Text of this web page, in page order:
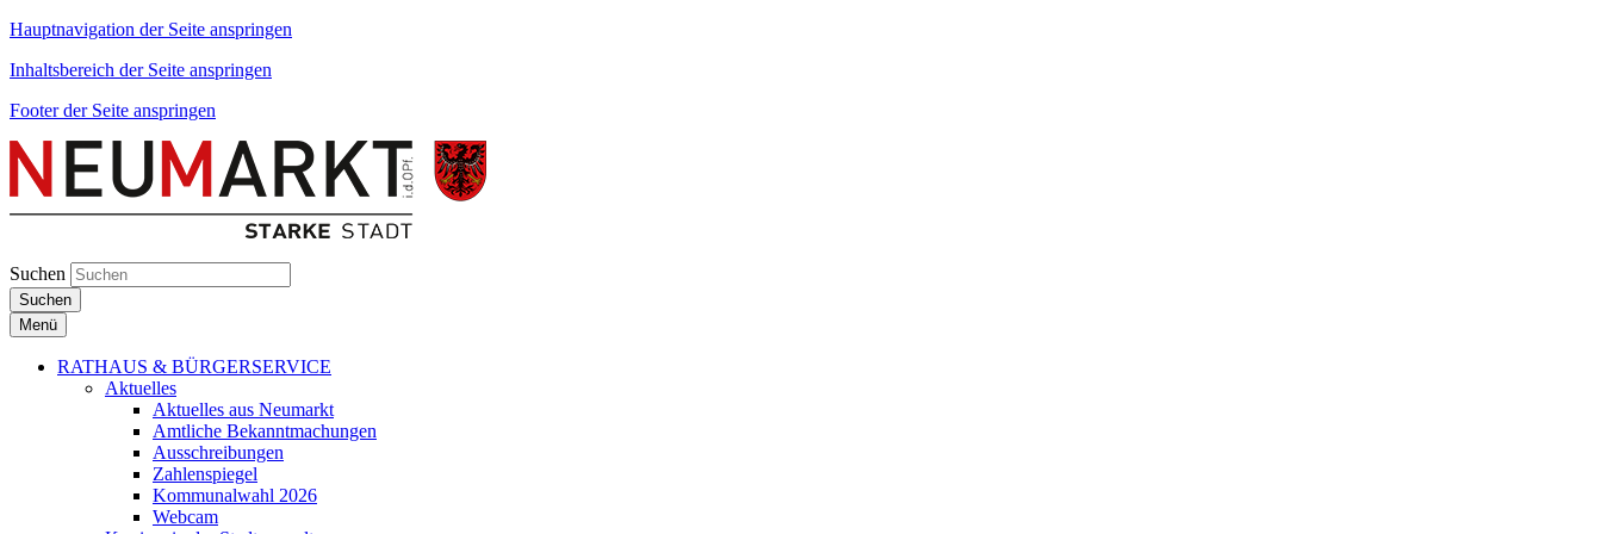
Hauptnavigation der Seite anspringen
Inhaltsbereich der Seite anspringen
Footer der Seite anspringen
Suchen
Suchen
Menü
RATHAUS & BÜRGERSERVICE
Aktuelles
Aktuelles aus Neumarkt
Amtliche Bekanntmachungen
Ausschreibungen
Zahlenspiegel
Kommunalwahl 2026
Webcam